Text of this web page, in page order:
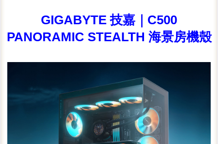
GIGABYTE 技嘉｜C500
PANORAMIC STEALTH 海景房機殼